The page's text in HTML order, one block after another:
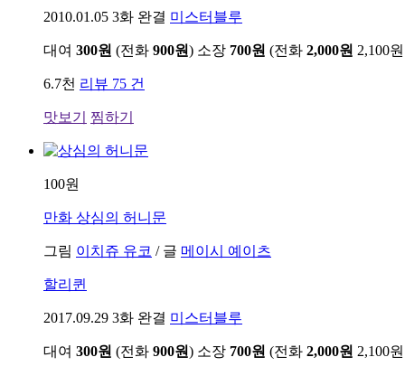
2010.01.05 3화 완결 미스터블루
대여 300원 (전화 900원) 소장 700원 (전화 2,000원 2,100원
6.7천 리뷰 75 건
맛보기 찜하기
100원
만화 상심의 허니문
그림 이치쥬 유코 / 글 메이시 예이츠
할리퀸
2017.09.29 3화 완결 미스터블루
대여 300원 (전화 900원) 소장 700원 (전화 2,000원 2,100원